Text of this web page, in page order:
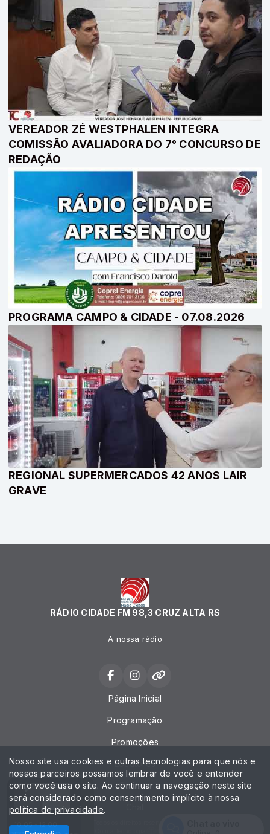
10:05 - 12:00
VEREADOR ZÉ WESTPHALEN INTEGRA
COMISSÃO AVALIADORA DO 7° CONCURSO DE
REDAÇÃO
PROGRAMA CAMPO & CIDADE - 07.08.2026
REGIONAL SUPERMERCADOS 42 ANOS LAIR
GRAVE
RÁDIO CIDADE FM 98,3 CRUZ ALTA RS
A nossa rádio
Página Inicial
Programação
Promoções
Locutores
Contato
Nosso site usa cookies e outras tecnologias para que nós e
nossos parceiros possamos lembrar de você e entender
como você usa o site. Ao continuar a navegação neste site
será considerado como consentimento implícito à nossa
política de privacidade.